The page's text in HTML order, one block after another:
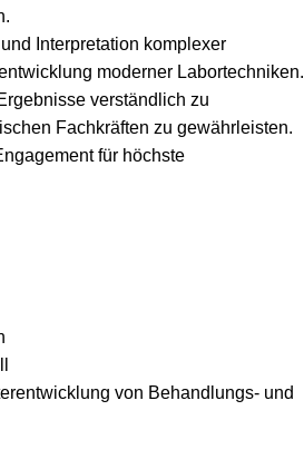
Interpretation komplexer
moderner Labortechniken.
verständlich zu
Fachkräften zu gewährleisten.
für höchste
von Behandlungs- und